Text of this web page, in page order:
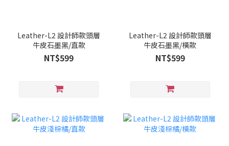
Leather-L2 設計師款頭層
牛皮石墨黑/直款
NT$599
Leather-L2 設計師款頭層
牛皮石墨黑/橫款
NT$599